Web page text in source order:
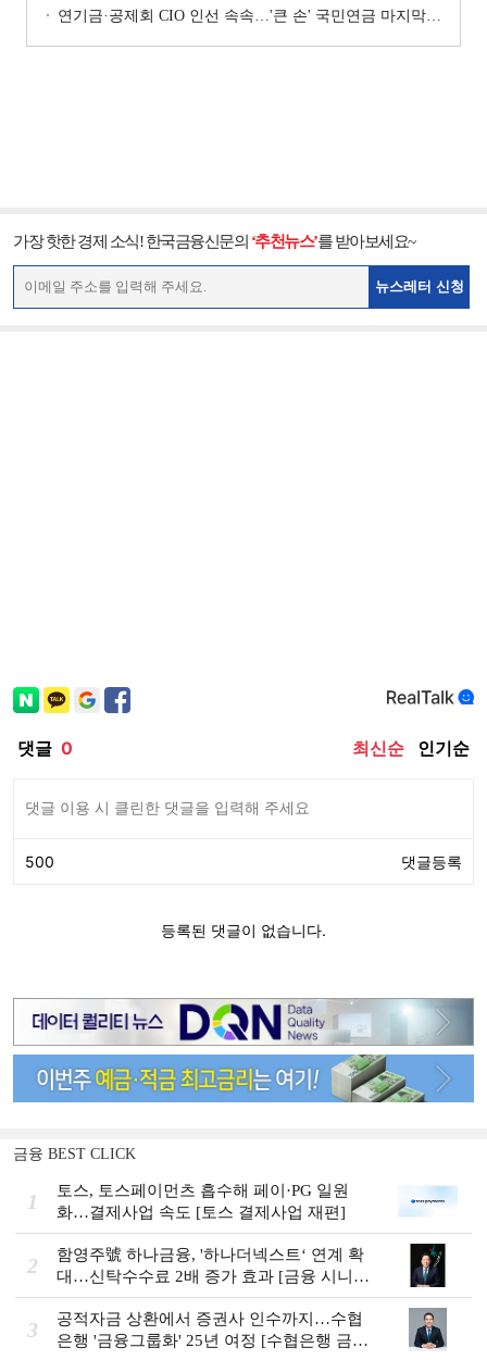
연기금·공제회 CIO 인선 속속…'큰 손' 국민연금 마지막 타자
가장 핫한 경제 소식! 한국금융신문의 ‘추천뉴스’를 받아보세요~
뉴스레터 신청
금융 BEST CLICK
1
토스, 토스페이먼츠 흡수해 페이·PG 일원
화…결제사업 속도 [토스 결제사업 재편]
2
함영주號 하나금융, '하나더넥스트‘ 연계 확
대…신탁수수료 2배 증가 효과 [금융 시니어
비즈니스 돋보기]
3
공적자금 상환에서 증권사 인수까지…수협
은행 '금융그룹화' 25년 여정 [수협은행 금융